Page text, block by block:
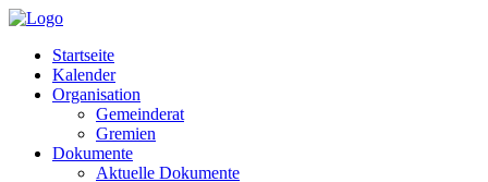
Startseite
Kalender
Organisation
Gemeinderat
Gremien
Dokumente
Aktuelle Dokumente